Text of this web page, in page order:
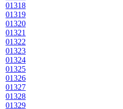
01318
01319
01320
01321
01322
01323
01324
01325
01326
01327
01328
01329